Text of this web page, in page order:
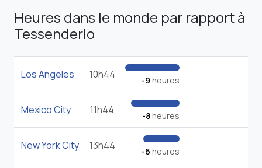
Heures dans le monde par rapport à
Tessenderlo
Los Angeles 10h44 -9 heures
Mexico City 11h44 -8heures
New York City 13h44 -6 heures